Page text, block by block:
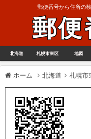
郵便番号から住所の
郵便
北海道 札幌市東区 地図
ホーム 北海道 札幌市